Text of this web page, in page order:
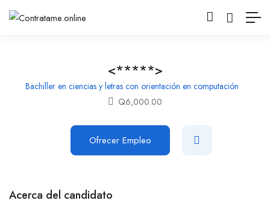
<*****>
Bachiller en ciencias y letras con orientación en computación
Q6,000.00
Ofrecer Empleo
Acerca del candidato